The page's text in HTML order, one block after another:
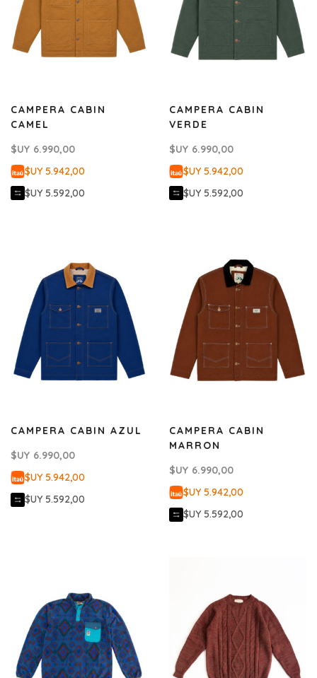
CAMPERA CABIN
CAMEL
$UY 6.990,00
$UY 5.942,00
$UY 5.592,00
CAMPERA CABIN
VERDE
$UY 6.990,00
$UY 5.942,00
$UY 5.592,00
CAMPERA CABIN AZUL
$UY 6.990,00
$UY 5.942,00
$UY 5.592,00
CAMPERA CABIN
MARRON
$UY 6.990,00
$UY 5.942,00
$UY 5.592,00